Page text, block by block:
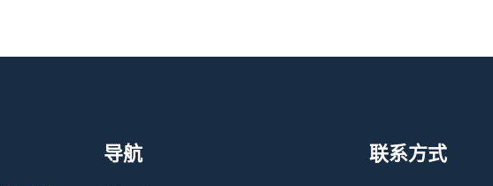
导航 联系方式